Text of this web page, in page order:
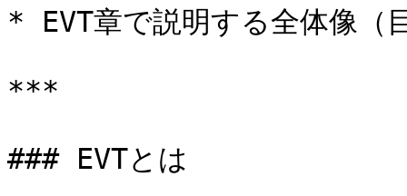
* EVT章で説明する全体像（
***
### EVTとは